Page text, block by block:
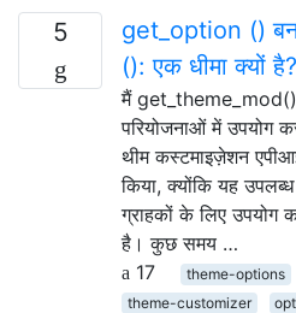
5
get_option ()
(): एक धीमा क्यों है?
मैं
परियोजनाओं में उपयोग
थीम कस्टमाइज़ेशन
किया, क्योंकि यह
ग्राहकों के लिए उपयोग
है। कुछ समय …
17
theme-options
theme-customizer